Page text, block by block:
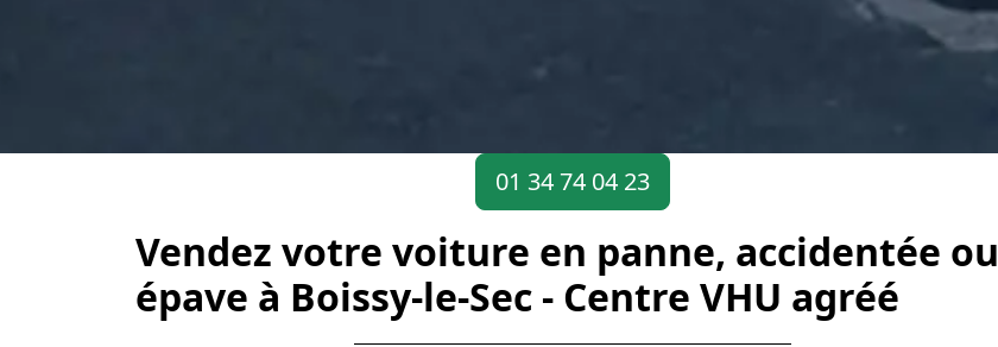
01 34 74 04 23
Vendez votre voiture en panne, accidentée ou
épave à Boissy-le-Sec - Centre VHU agréé